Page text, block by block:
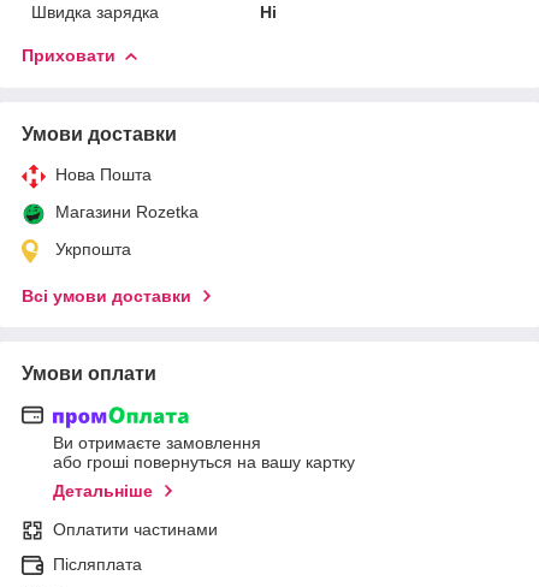
Швидка зарядка Ні
Приховати
Умови доставки
Нова Пошта
Магазини Rozetka
Укрпошта
Всі умови доставки
Умови оплати
Ви отримаєте замовлення
або гроші повернуться на вашу картку
Детальніше
Оплатити частинами
Післяплата